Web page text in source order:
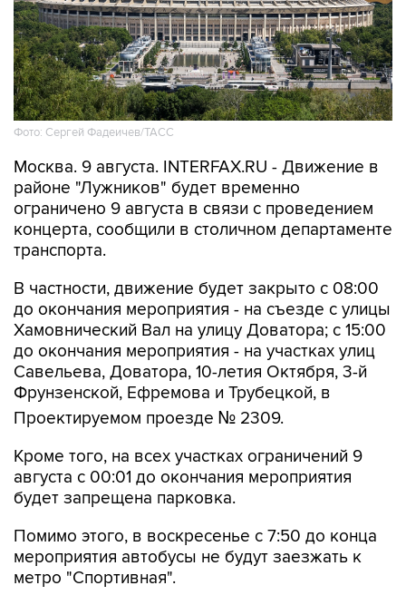
Фото: Сергей Фадеичев/ТАСС
Москва. 9 августа. INTERFAX.RU - Движение в
районе "Лужников" будет временно
ограничено 9 августа в связи с проведением
концерта, сообщили в столичном департаменте
транспорта.
В частности, движение будет закрыто с 08:00
до окончания мероприятия - на съезде с улицы
Хамовнический Вал на улицу Доватора; с 15:00
до окончания мероприятия - на участках улиц
Савельева, Доватора, 10-летия Октября, 3-й
Фрунзенской, Ефремова и Трубецкой, в
Проектируемом проезде № 2309.
Кроме того, на всех участках ограничений 9
августа с 00:01 до окончания мероприятия
будет запрещена парковка.
Помимо этого, в воскресенье с 7:50 до конца
мероприятия автобусы не будут заезжать к
метро "Спортивная".